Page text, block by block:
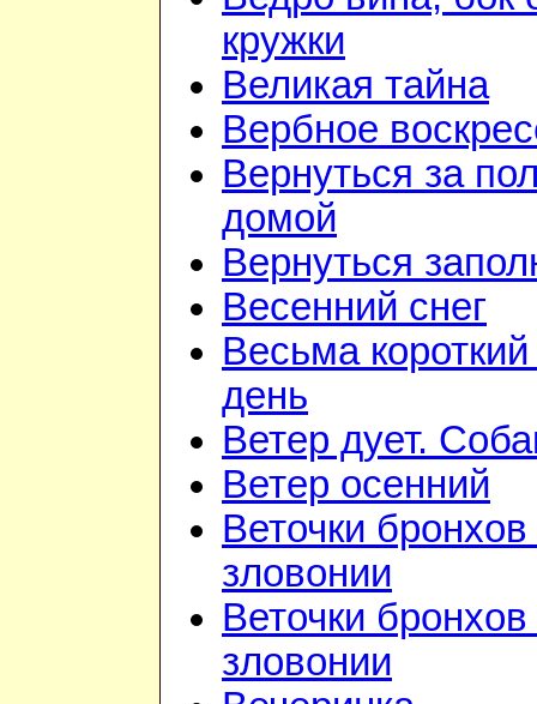
кружки
Великая тайна
Вербное
Вернуться за
домой
Вернуться
Весенний снег
Весьма
день
Ветер дует.
Ветер осенний
Веточки
зловонии
Веточки
зловонии